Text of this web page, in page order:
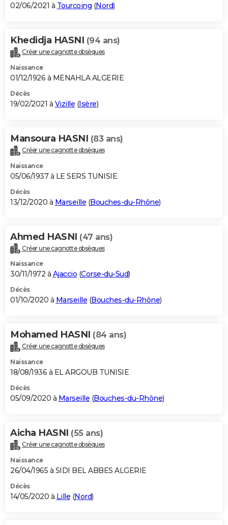
02/06/2021 à Tourcoing (Nord)
Khedidja HASNI (94 ans)
Créer une cagnotte obsèques
Naissance
01/12/1926 à MENAHLA ALGERIE
Décès
19/02/2021 à Vizille (Isère)
Mansoura HASNI (83 ans)
Créer une cagnotte obsèques
Naissance
05/06/1937 à LE SERS TUNISIE
Décès
13/12/2020 à Marseille (Bouches-du-Rhône)
Ahmed HASNI (47 ans)
Créer une cagnotte obsèques
Naissance
30/11/1972 à Ajaccio (Corse-du-Sud)
Décès
01/10/2020 à Marseille (Bouches-du-Rhône)
Mohamed HASNI (84 ans)
Créer une cagnotte obsèques
Naissance
18/08/1936 à EL ARGOUB TUNISIE
Décès
05/09/2020 à Marseille (Bouches-du-Rhône)
Aicha HASNI (55 ans)
Créer une cagnotte obsèques
Naissance
26/04/1965 à SIDI BEL ABBES ALGERIE
Décès
14/05/2020 à Lille (Nord)